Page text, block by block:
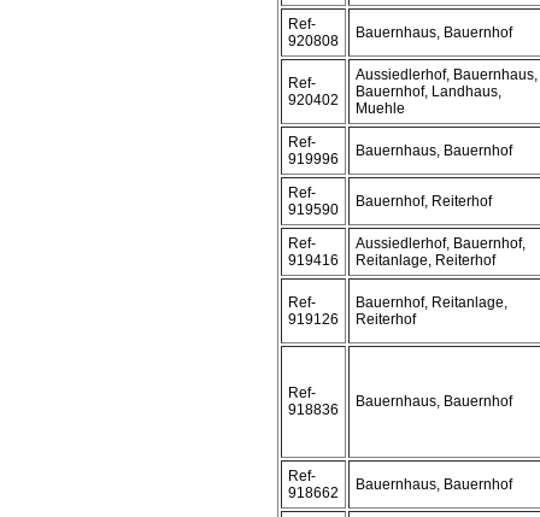
Ref-
920808
Bauernhaus, Bauernhof
Ref-
920402
Aussiedlerhof, Bauernhaus,
Bauernhof, Landhaus,
Muehle
Ref-
919996
Bauernhaus, Bauernhof
Ref-
919590
Bauernhof, Reiterhof
Ref-
919416
Aussiedlerhof, Bauernhof,
Reitanlage, Reiterhof
Ref-
919126
Bauernhof, Reitanlage,
Reiterhof
Ref-
918836
Bauernhaus, Bauernhof
Ref-
918662
Bauernhaus, Bauernhof